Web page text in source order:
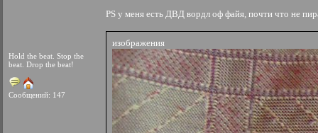
Hold the beat. Stop the
beat. Drop the beat!
Сообщений: 147
PS у меня есть ДВД вордл оф файя, почти что не
изображения